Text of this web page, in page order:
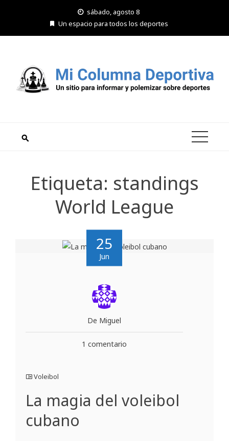
sábado, agosto 8
Un espacio para todos los deportes
Etiqueta: standings
World League
25
Jun
De Miguel
1 comentario
Voleibol
La magia del voleibol
cubano